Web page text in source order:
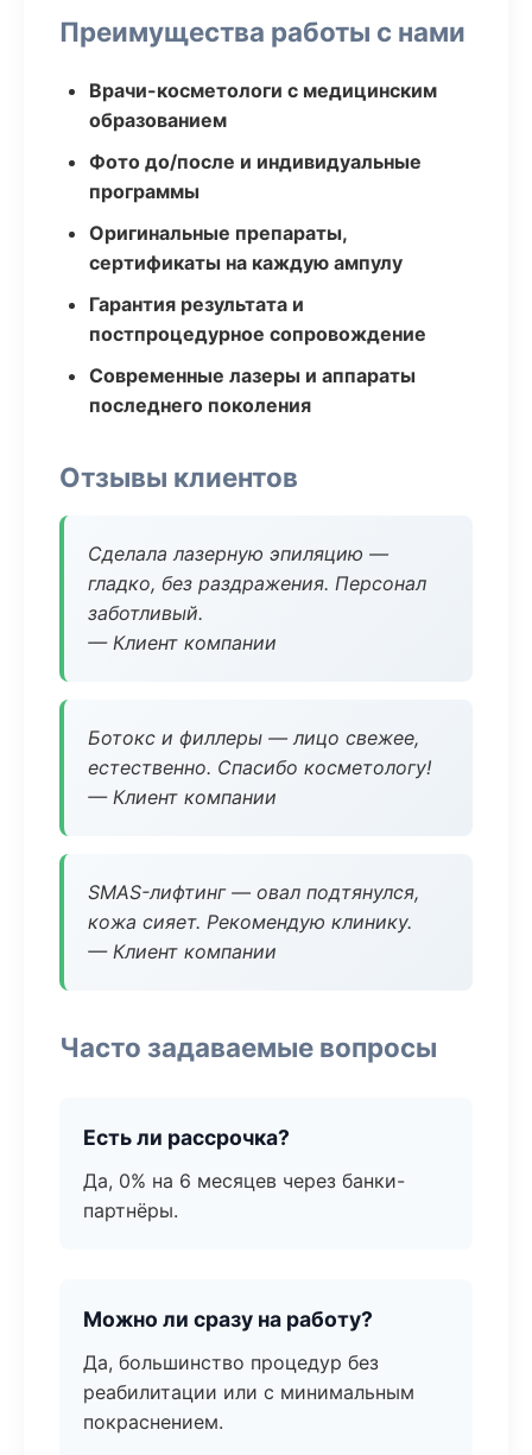
Преимущества работы с нами
Врачи-косметологи с медицинским
образованием
Фото до/после и индивидуальные
программы
Оригинальные препараты,
сертификаты на каждую ампулу
Гарантия результата и
постпроцедурное сопровождение
Современные лазеры и аппараты
последнего поколения
Отзывы клиентов
Сделала лазерную эпиляцию —
гладко, без раздражения. Персонал
заботливый.
— Клиент компании
Ботокс и филлеры — лицо свежее,
естественно. Спасибо косметологу!
— Клиент компании
SMAS-лифтинг — овал подтянулся,
кожа сияет. Рекомендую клинику.
— Клиент компании
Часто задаваемые вопросы
Есть ли рассрочка?
Да, 0% на 6 месяцев через банки-
партнёры.
Можно ли сразу на работу?
Да, большинство процедур без
реабилитации или с минимальным
покраснением.